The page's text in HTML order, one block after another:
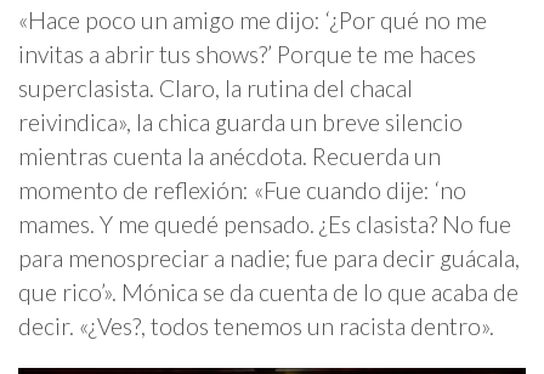
«Hace poco un amigo me dijo: ‘¿Por qué no me
invitas a abrir tus shows?’ Porque te me haces
superclasista. Claro, la rutina del chacal
reivindica», la chica guarda un breve silencio
mientras cuenta la anécdota. Recuerda un
momento de reflexión: «Fue cuando dije: ‘no
mames. Y me quedé pensado. ¿Es clasista? No fue
para menospreciar a nadie; fue para decir guácala,
que rico’». Mónica se da cuenta de lo que acaba de
decir. «¿Ves?, todos tenemos un racista dentro».